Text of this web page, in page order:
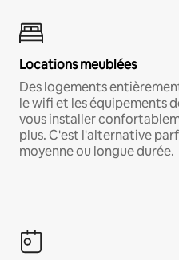
Locations meublées
Des logements
le wifi et les équipements
vous installer
plus. C'est l'alternative
moyenne ou longue durée.